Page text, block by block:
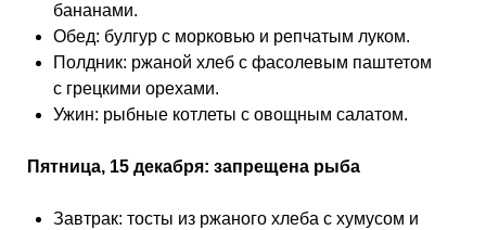
бананами.
Обед: булгур с морковью и репчатым луком.
Полдник: ржаной хлеб с фасолевым паштетом
с грецкими орехами.
Ужин: рыбные котлеты с овощным салатом.
Пятница, 15 декабря: запрещена рыба
Завтрак: тосты из ржаного хлеба с хумусом и